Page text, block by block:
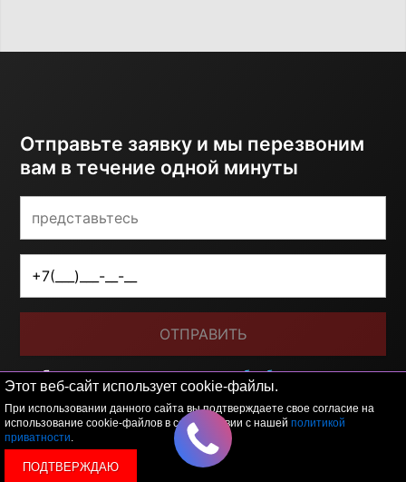
Этот веб-сайт использует cookie-файлы.
При использовании данного сайта вы подтверждаете свое согласие на
использование cookie-файлов в соответствии с нашей политикой
приватности.
ПОДТВЕРЖДАЮ
Отправьте заявку и мы перезвоним
вам в течение одной минуты
ОТПРАВИТЬ
Я принимаю условияполитики обработки
персональных данных